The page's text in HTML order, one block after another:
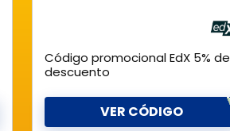
Código promocional EdX 5% de
descuento
VER CÓDIGO